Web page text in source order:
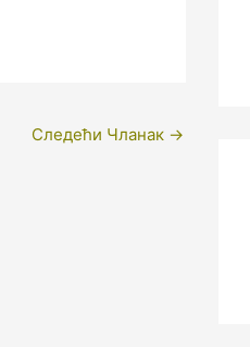
Следећи Чланак →